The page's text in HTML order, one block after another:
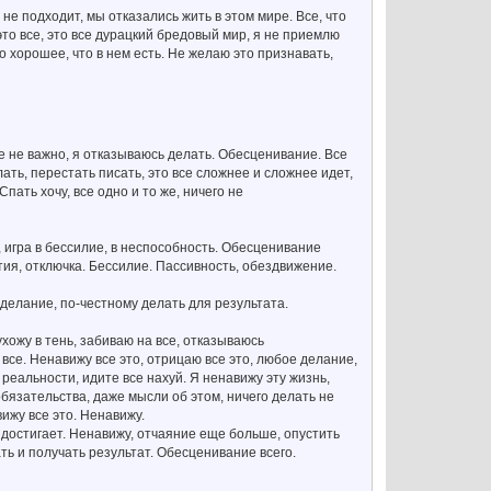
подходит, мы отказались жить в этом мире. Все, что
все, это все дурацкий бредовый мир, я не приемлю
хорошее, что в нем есть. Не желаю это признавать,
не важно, я отказываюсь делать. Обесценивание. Все
перестать писать, это все сложнее и сложнее идет,
хочу, все одно и то же, ничего не
в бессилие, в неспособность. Обесценивание
отключка. Бессилие. Пассивность, обездвижение.
по-честному делать для результата.
в тень, забиваю на все, отказываюсь
Ненавижу все это, отрицаю все это, любое делание,
идите все нахуй. Я ненавижу эту жизнь,
даже мысли об этом, ничего делать не
все это. Ненавижу.
Ненавижу, отчаяние еще больше, опустить
и получать результат. Обесценивание всего.